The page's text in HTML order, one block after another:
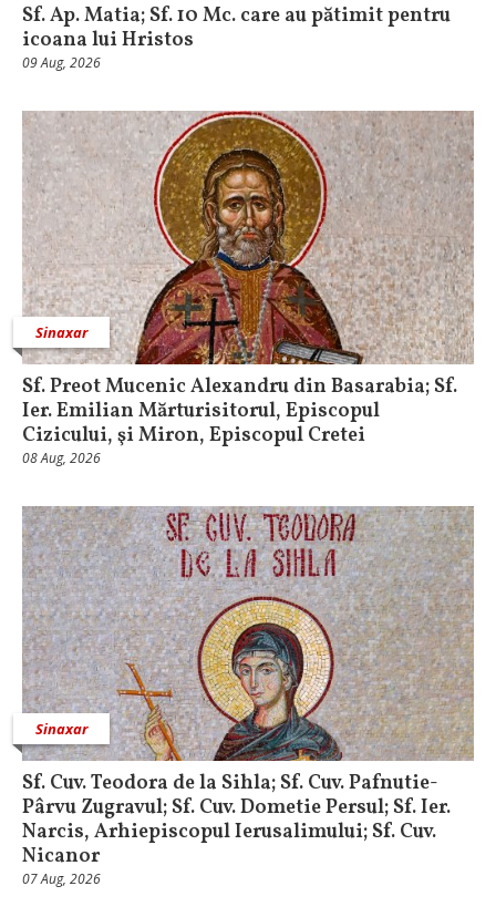
Sf. Ap. Matia; Sf. 10 Mc. care au pătimit pentru
icoana lui Hristos
09 Aug, 2026
Sinaxar
Sf. Preot Mucenic Alexandru din Basarabia; Sf.
Ier. Emilian Mărturisitorul, Episcopul
Cizicului, şi Miron, Episcopul Cretei
08 Aug, 2026
Sinaxar
Sf. Cuv. Teodora de la Sihla; Sf. Cuv. Pafnutie-
Pârvu Zugravul; Sf. Cuv. Dometie Persul; Sf. Ier.
Narcis, Arhiepiscopul Ierusalimului; Sf. Cuv.
Nicanor
07 Aug, 2026